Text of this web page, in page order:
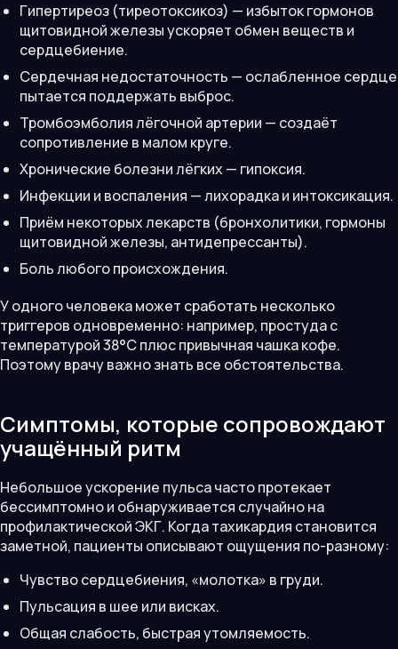
Гипертиреоз (тиреотоксикоз) — избыток гормонов
щитовидной железы ускоряет обмен веществ и
сердцебиение.
Сердечная недостаточность — ослабленное сердце
пытается поддержать выброс.
Тромбоэмболия лёгочной артерии — создаёт
сопротивление в малом круге.
Хронические болезни лёгких — гипоксия.
Инфекции и воспаления — лихорадка и интоксикация.
Приём некоторых лекарств (бронхолитики, гормоны
щитовидной железы, антидепрессанты).
Боль любого происхождения.
У одного человека может сработать несколько
триггеров одновременно: например, простуда с
температурой 38°C плюс привычная чашка кофе.
Поэтому врачу важно знать все обстоятельства.
Симптомы, которые сопровождают
учащённый ритм
Небольшое ускорение пульса часто протекает
бессимптомно и обнаруживается случайно на
профилактической ЭКГ. Когда тахикардия становится
заметной, пациенты описывают ощущения по-разному:
Чувство сердцебиения, «молотка» в груди.
Пульсация в шее или висках.
Общая слабость, быстрая утомляемость.